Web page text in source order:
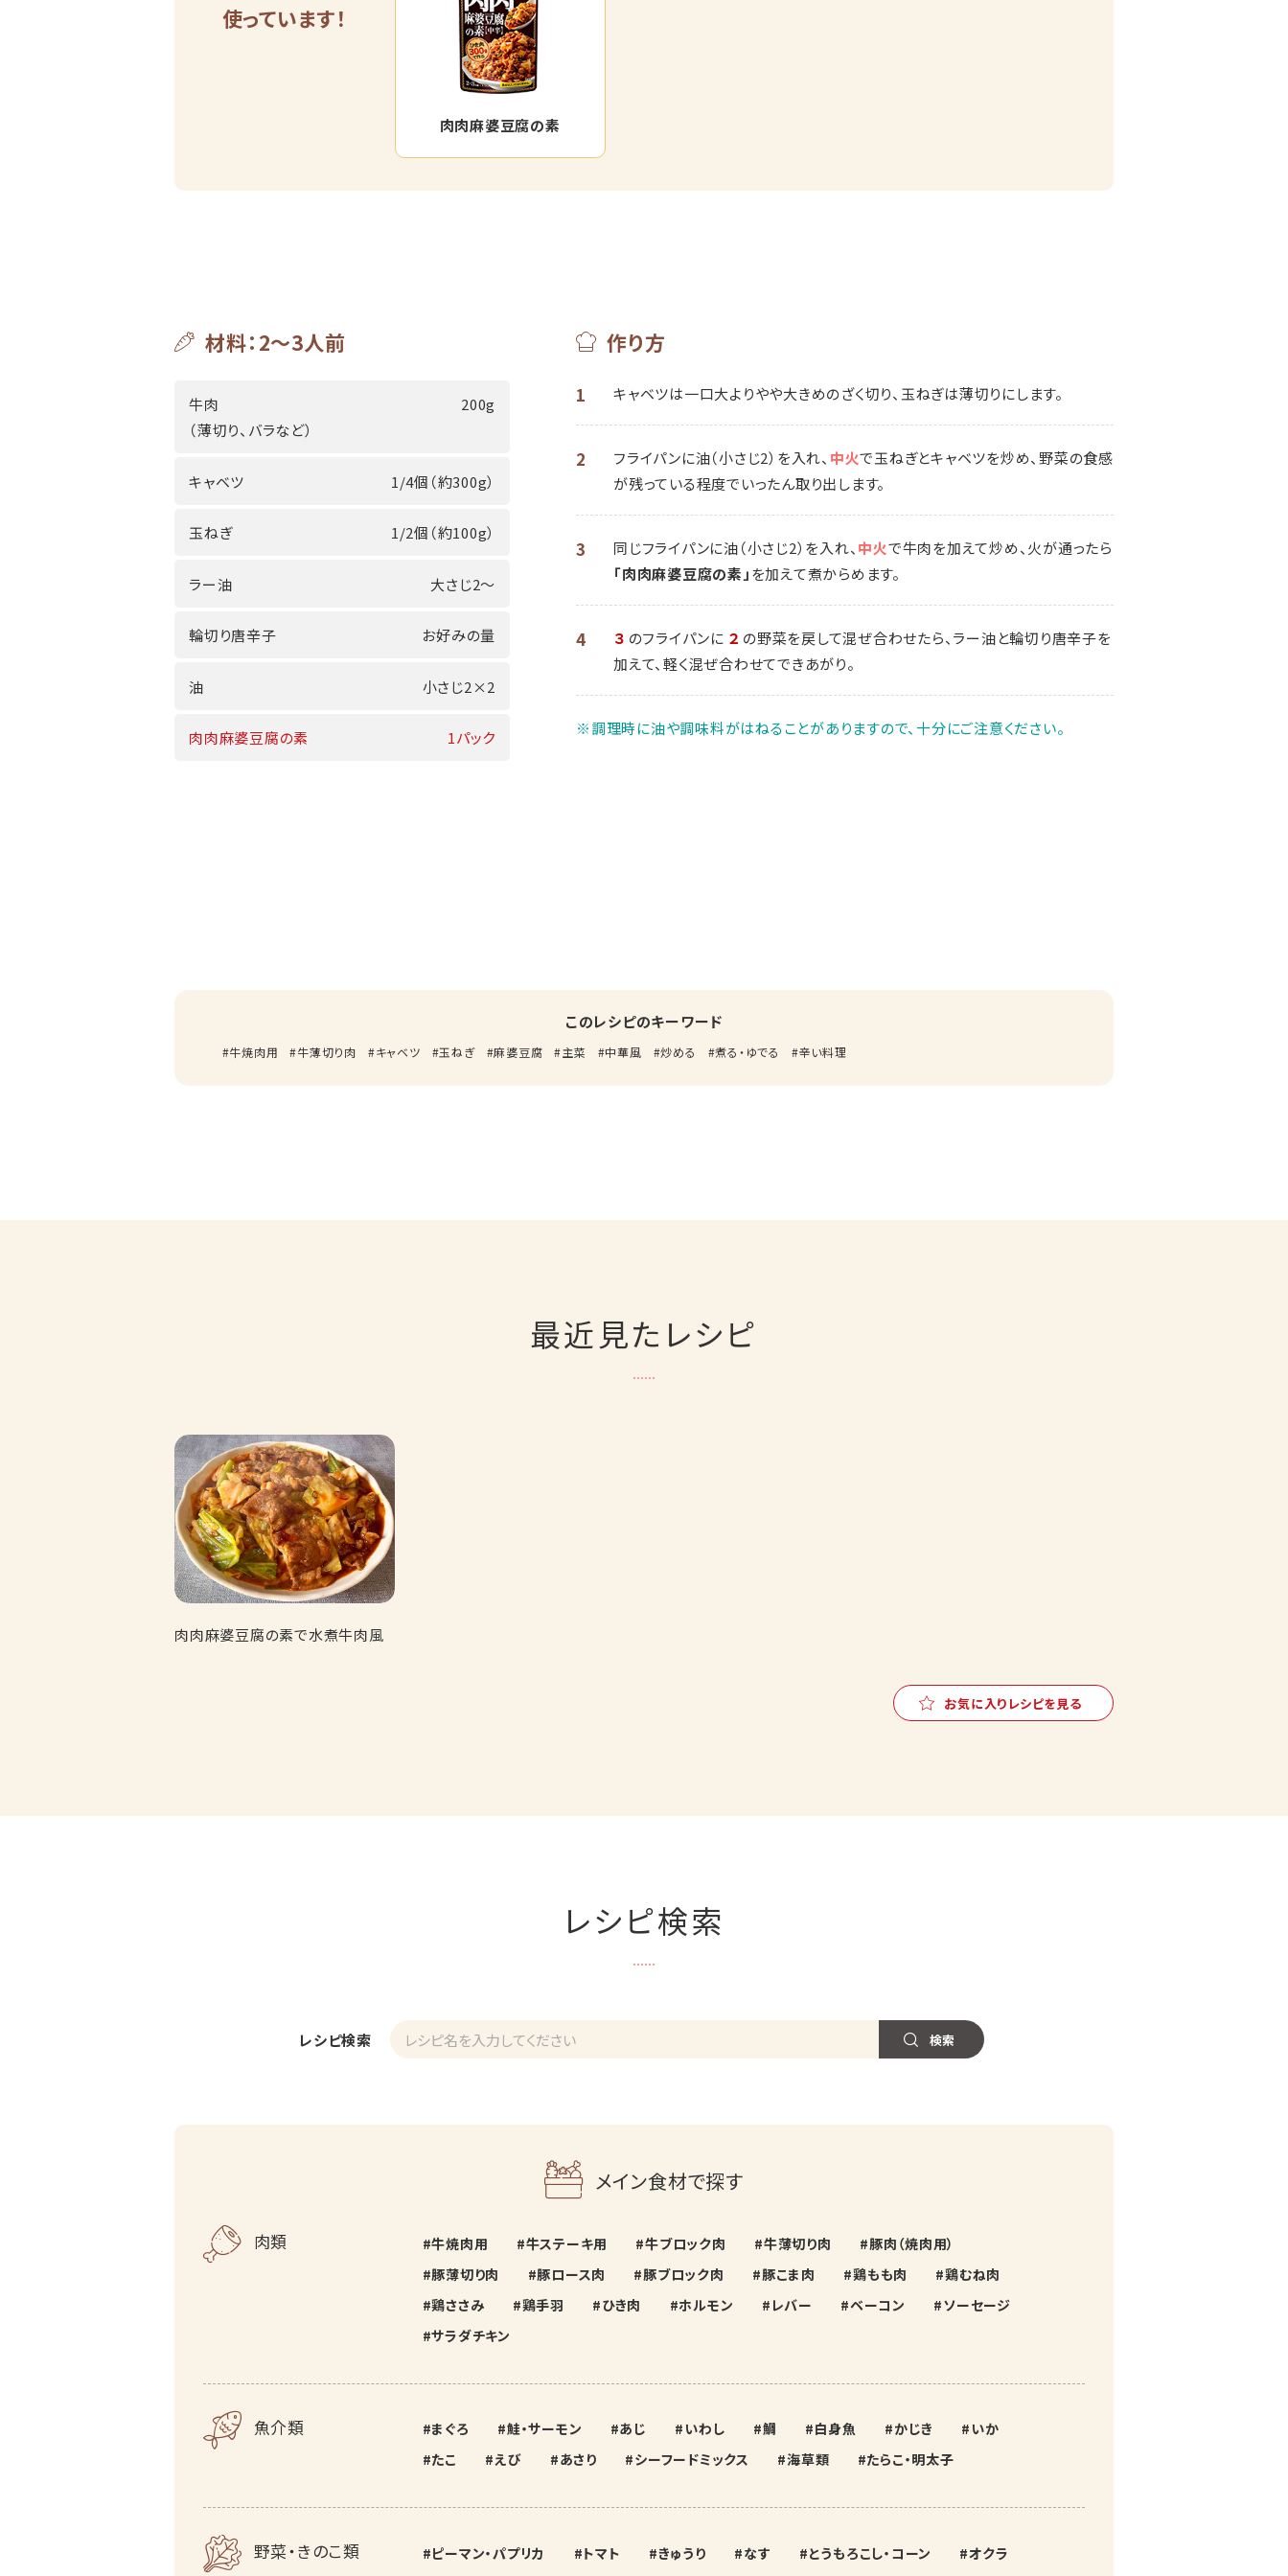
使っています！
肉肉麻婆豆腐の素
材料：2～3人前
牛肉
（薄切り、バラなど）
200g
キャベツ 1/4個（約300g）
玉ねぎ 1/2個（約100g）
ラー油 大さじ2～
輪切り唐辛子 お好みの量
油 小さじ2×2
肉肉麻婆豆腐の素 1パック
作り方
1 キャベツは一口大よりやや大きめのざく切り、玉ねぎは薄切りにします。
2 フライパンに油（小さじ2）を入れ、 中火で玉ねぎとキャベツを炒め、野菜の食感
が残っている程度でいったん取り出します。
3 同じフライパンに油（小さじ2）を入れ、 中火で牛肉を加えて炒め、火が通ったら
「肉肉麻婆豆腐の素」を加えて煮からめます。
4 ３ のフライパンに ２ の野菜を戻して混ぜ合わせたら、ラー油と輪切り唐辛子を
加えて、軽く混ぜ合わせてできあがり。
※調理時に油や調味料がはねることがありますので、十分にご注意ください。
このレシピのキーワード
牛焼肉用 牛薄切り肉 キャベツ 玉ねぎ 麻婆豆腐 主菜 中華風 炒める 煮る・ゆでる 辛い料理
最近見たレシピ
肉肉麻婆豆腐の素で水煮牛肉風
お気に入りレシピを見る
レシピ検索
レシピ検索
メイン食材で探す
肉類 牛焼肉用 牛ステーキ用 牛ブロック肉 牛薄切り肉
豚肉（焼肉用）
豚薄切り肉
豚ロース肉 豚ブロック肉 豚こま肉 鶏もも肉
鶏むね肉
鶏ささみ
鶏手羽 ひき肉 ホルモン レバー ベーコン
ソーセージ
サラダチキン
魚介類 まぐろ 鮭・サーモン あじ いわし 鯛 白身魚 かじき
いか
たこ
えび あさり シーフードミックス 海草類 たらこ・明太子
野菜・きのこ類 ピーマン・パプリカ トマト きゅうり なす とうもろこし・コーン
オクラ